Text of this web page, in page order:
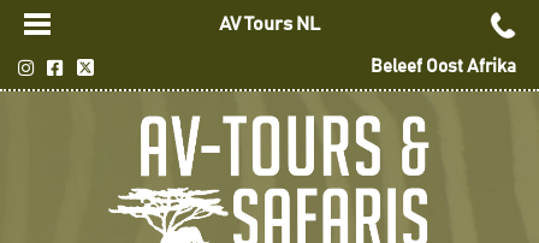
AV Tours NL
Beleef Oost Afrika